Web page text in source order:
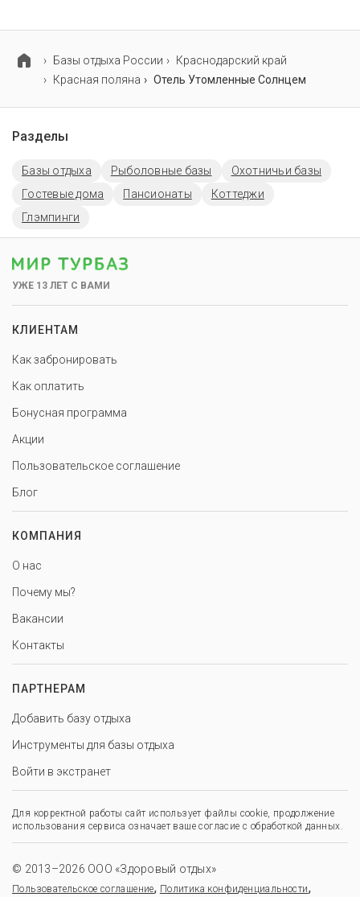
Базы отдыха России
Краснодарский край
Красная поляна
Отель Утомленные Солнцем
Разделы
Базы отдыха Рыболовные базы
Охотничьи базы
Гостевые дома
Пансионаты
Коттеджи
Глэмпинги
УЖЕ 13 ЛЕТ С ВАМИ
КЛИЕНТАМ
Как забронировать
Как оплатить
Бонусная программа
Акции
Пользовательское соглашение
Блог
КОМПАНИЯ
О нас
Почему мы?
Вакансии
Контакты
ПАРТНЕРАМ
Добавить базу отдыха
Инструменты для базы отдыха
Войти в экстранет
Для корректной работы сайт использует файлы cookie, продолжение
использования сервиса означает ваше согласие с обработкой данных.
© 2013–2026 ООО «Здоровый отдых»
Пользовательское соглашение, Политика конфиденциальности,